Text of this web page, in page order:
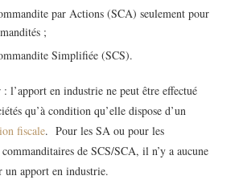
par Actions (SCA) seulement pour
;
Simplifiée (SCS).
l’apport en industrie ne peut être effectué
qu’à condition qu’elle dispose d’un
fiscale. Pour les SA ou pour les
commanditaires de SCS/SCA, il n’y a aucune
un apport en industrie.